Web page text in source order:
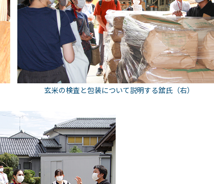
玄米の検査と包装について説明する舘氏（右）